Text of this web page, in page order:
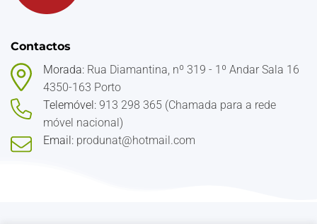
Contactos
Morada: Rua Diamantina, nº 319 - 1º Andar Sala 16
4350-163 Porto
Telemóvel: 913 298 365 (Chamada para a rede
móvel nacional)
Email: produnat@hotmail.com